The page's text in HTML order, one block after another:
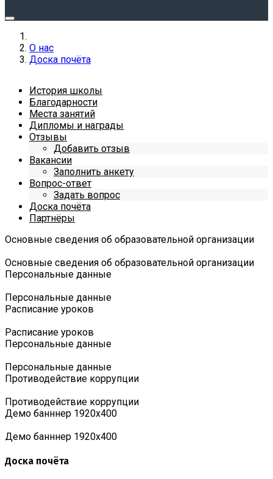
О нас
Доска почёта
История школы
Благодарности
Места занятий
Дипломы и награды
Отзывы
Добавить отзыв
Вакансии
Заполнить анкету
Вопрос-ответ
Задать вопрос
Доска почёта
Партнёры
Основные сведения об образовательной организации
Основные сведения об образовательной организации
Персональные данные
Персональные данные
Расписание уроков
Расписание уроков
Персональные данные
Персональные данные
Противодействие коррупции
Противодействие коррупции
Демо банннер 1920х400
Демо банннер 1920х400
Доска почёта